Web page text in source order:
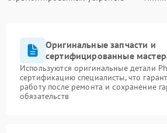
Оригинальные запчасти и
сертифицированные
Используются оригинальные детали
сертификацию специалисты, что
работу после ремонта и сохранение
обязательств